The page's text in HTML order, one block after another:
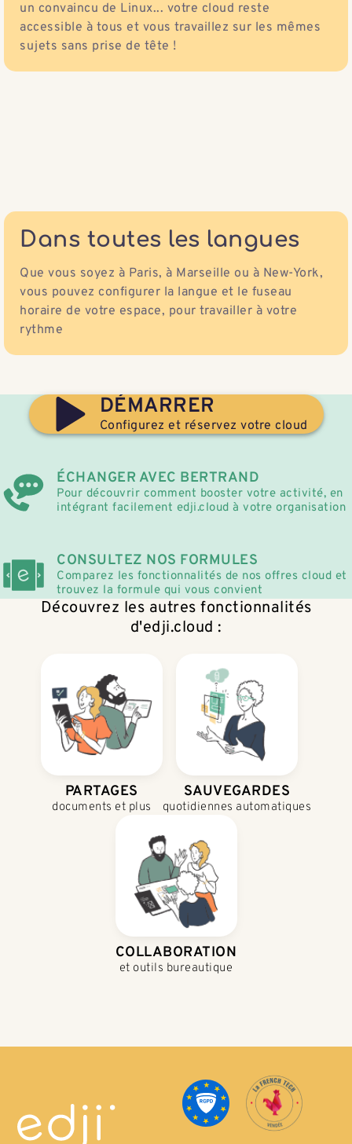
un convaincu de Linux... votre cloud reste
accessible à tous et vous travaillez sur les mêmes
sujets sans prise de tête !
Dans toutes les langues
Que vous soyez à Paris, à Marseille ou à New-York,
vous pouvez configurer la langue et le fuseau
horaire de votre espace, pour travailler à votre
rythme
ÉCHANGER AVEC BERTRAND
Pour découvrir comment booster votre activité, en
intégrant facilement edji.cloud à votre organisation
DÉMARRER
Configurez et réservez votre cloud
CONSULTEZ NOS FORMULES
Comparez les fonctionnalités de nos offres cloud et
trouvez la formule qui vous convient
Découvrez les autres fonctionnalités
d'edji.cloud :
PARTAGES
documents et plus
SAUVEGARDES
quotidiennes automatiques
COLLABORATION
et outils bureautique